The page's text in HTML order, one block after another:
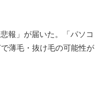
報」が届いた。「パソコ
薄毛・抜け毛の可能性が